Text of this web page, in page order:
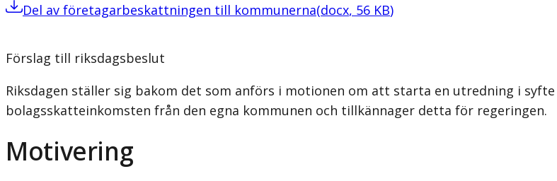
Del av företagarbeskattningen till kommunerna(docx, 56 KB)
Förslag till riksdagsbeslut
Riksdagen ställer sig bakom det som anförs i motionen om att starta en utredning i
bolagsskatteinkomsten från den egna kommunen och tillkännager detta för regeringen.
Motivering